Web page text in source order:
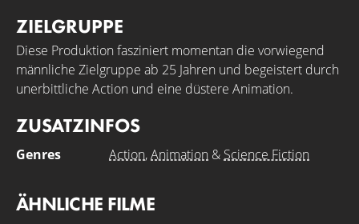
ZIELGRUPPE
Diese Produktion fasziniert momentan die vorwiegend
männliche Zielgruppe ab 25 Jahren und begeistert durch
unerbittliche Action und eine düstere Animation.
ZUSATZINFOS
Genres Action,Animation & Science Fiction
ÄHNLICHE FILME